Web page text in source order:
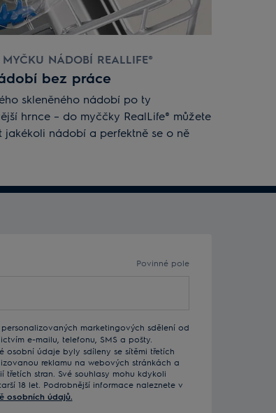
MYČKU NÁDOBÍ REALLIFE®
bez práce
skleněného nádobí po ty
hrnce – do myččky RealLife® můžete
jakékoli nádobí a perfektně se o ně
Povinné pole
marketingových sdělení od
e-mailu, telefonu, SMS a pošty.
osobní údaje byly sdíleny se sítěmi třetích
reklamu na webových stránkách a
stran. Své souhlasy mohu kdykoli
18 let. Podrobnější informace naleznete v
osobních údajů.